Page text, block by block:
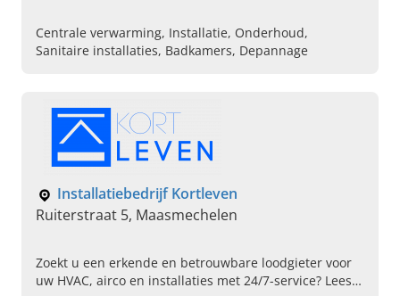
Centrale verwarming, Installatie, Onderhoud,
Sanitaire installaties, Badkamers, Depannage
Installatiebedrijf Kortleven
Ruiterstraat 5, Maasmechelen
Zoekt u een erkende en betrouwbare loodgieter voor
uw HVAC, airco en installaties met 24/7-service? Lees